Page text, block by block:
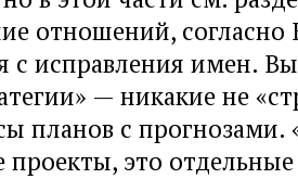
отношений,
с исправления имен.
— никакие не
планов с
проекты, это